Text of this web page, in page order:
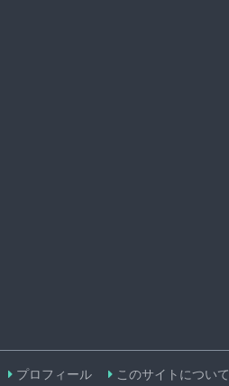
プロフィール このサイトについて